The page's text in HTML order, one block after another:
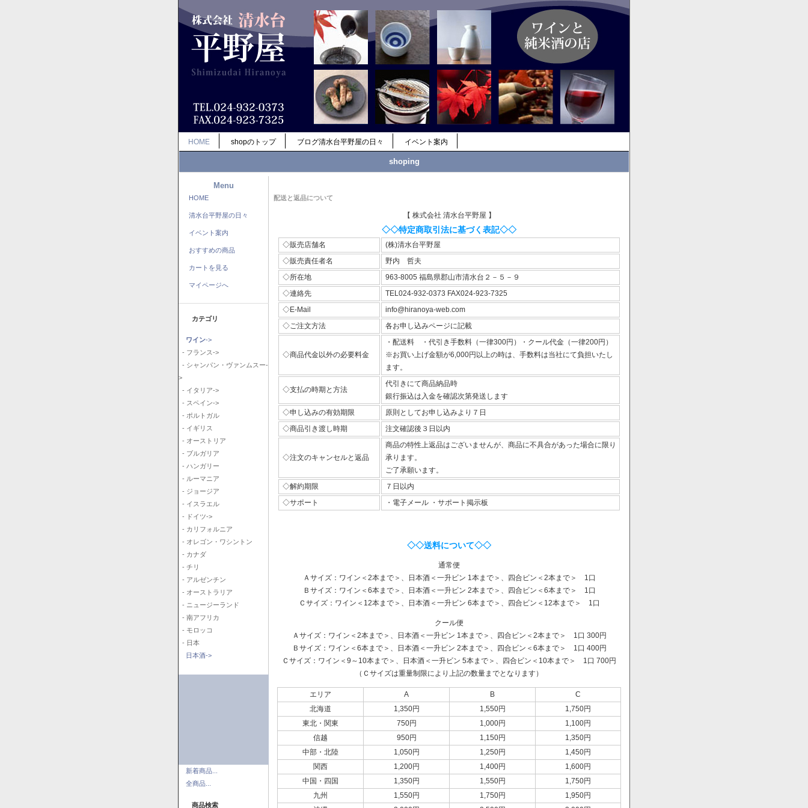
HOME shopのトップ ブログ清水台平野屋の日々 イベント案内
shoping
Menu
HOME
清水台平野屋の日々
イベント案内
おすすめの商品
カートを見る
マイページへ
カテゴリ
ワイン->
- フランス->
- シャンパン・ヴァンムスー-
>
- イタリア->
- スペイン->
- ポルトガル
- イギリス
- オーストリア
- ブルガリア
- ハンガリー
- ルーマニア
- ジョージア
- イスラエル
- ドイツ->
- カリフォルニア
- オレゴン・ワシントン
- カナダ
- チリ
- アルゼンチン
- オーストラリア
- ニュージーランド
- 南アフリカ
- モロッコ
- 日本
日本酒->
新着商品...
全商品...
商品検索
配送と返品について
【 株式会社 清水台平野屋 】
◇◇特定商取引法に基づく表記◇◇
◇販売店舗名
(株)清水台平野屋
◇販売責任者名
野内 哲夫
◇所在地
963-8005 福島県郡山市清水台２－５－９
◇連絡先
TEL024-932-0373 FAX024-923-7325
◇E-Mail
info@hiranoya-web.com
◇ご注文方法
各お申し込みページに記載
◇商品代金以外の必要料金
・配送料 ・代引き手数料（一律300円）・クール代金（一律200円）
※お買い上げ金額が6,000円以上の時は、手数料は当社にて負担いたし
ます。
◇支払の時期と方法
代引きにて商品納品時
銀行振込は入金を確認次第発送します
◇申し込みの有効期限
原則としてお申し込みより７日
◇商品引き渡し時期
注文確認後３日以内
◇注文のキャンセルと返品
商品の特性上返品はございませんが、商品に不具合があった場合に限り
承ります。
ご了承願います。
◇解約期限
７日以内
◇サポート
・電子メール ・サポート掲示板
◇◇送料について◇◇
通常便
Ａサイズ：ワイン＜2本まで＞、日本酒＜一升ビン 1本まで＞、四合ビン＜2本まで＞ 1口
Ｂサイズ：ワイン＜6本まで＞、日本酒＜一升ビン 2本まで＞、四合ビン＜6本まで＞ 1口
Ｃサイズ：ワイン＜12本まで＞、日本酒＜一升ビン 6本まで＞、四合ビン＜12本まで＞ 1口
クール便
Ａサイズ：ワイン＜2本まで＞、日本酒＜一升ビン 1本まで＞、四合ビン＜2本まで＞ 1口 300円
Ｂサイズ：ワイン＜6本まで＞、日本酒＜一升ビン 2本まで＞、四合ビン＜6本まで＞ 1口 400円
Ｃサイズ：ワイン＜9～10本まで＞、日本酒＜一升ビン 5本まで＞、四合ビン＜10本まで＞ 1口 700円
（Ｃサイズは重量制限により上記の数量までとなります）
エリア A B
C
北海道
1,350円 1,550円
1,750円
東北・関東
750円 1,000円
1,100円
信越
950円 1,150円
1,350円
中部・北陸
1,050円 1,250円
1,450円
関西
1,200円 1,400円
1,600円
中国・四国
1,350円 1,550円
1,750円
九州
1,550円 1,750円
1,950円